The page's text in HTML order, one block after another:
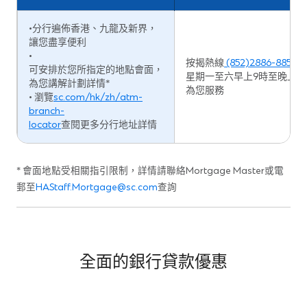
•分行遍佈香港、九龍及新界，
讓您盡享便利
•
可安排於您所指定的地點會面，
為您講解計劃詳情*
• 瀏覽sc.com/hk/zh/atm-
branch-
locator查閱更多分行地址詳情
按揭熱線(852)2886-8855
星期一至六早上9時至晚上8
為您服務
* 會面地點受相關指引限制，詳情請聯絡Mortgage Master或電
郵至HAStaff.Mortgage@sc.com查詢
全面的銀行貸款優惠